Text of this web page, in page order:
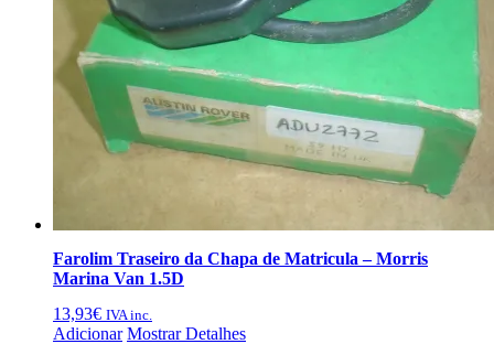
Farolim Traseiro da Chapa de Matricula – Morris
Marina Van 1.5D
13,93€ IVA inc.
Adicionar Mostrar Detalhes